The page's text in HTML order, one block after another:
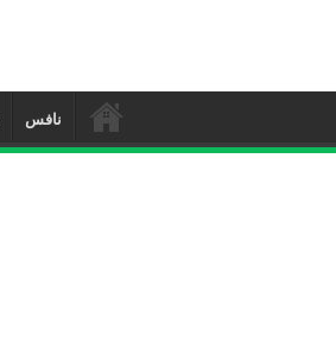
نافس